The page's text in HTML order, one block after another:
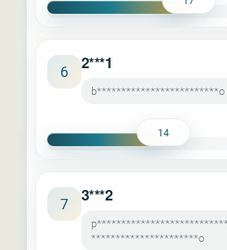
6 2***1
b*************************o
14
7 3***2
**********************o